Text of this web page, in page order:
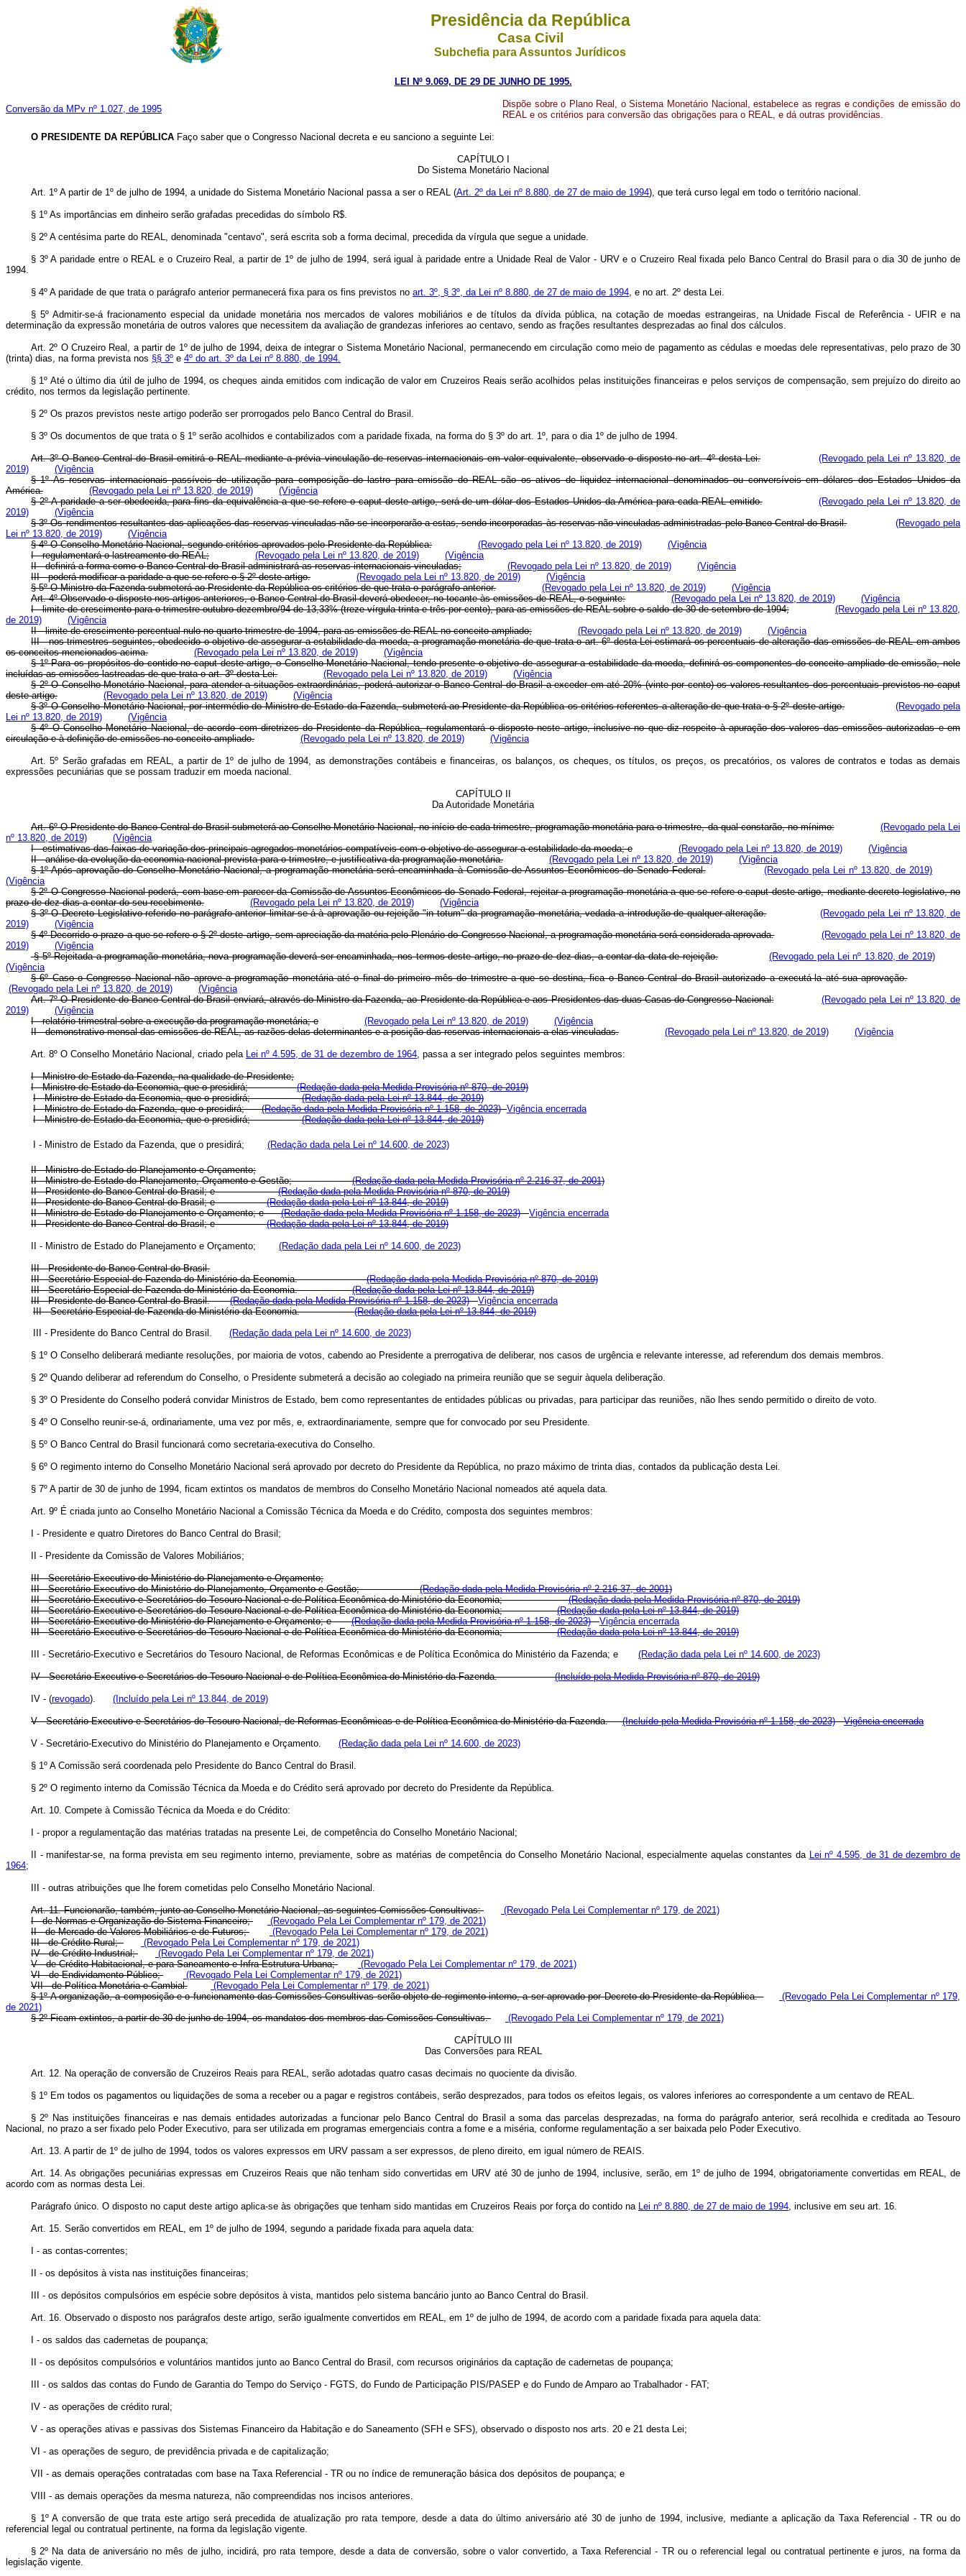
Presidência da República
Casa Civil
Subchefia para Assuntos Jurídicos
LEI Nº 9.069, DE 29 DE JUNHO DE 1995.
Conversão da MPv nº 1.027, de 1995
Dispõe sobre o Plano Real, o Sistema Monetário Nacional, estabelece as regras e condições de emissão do
REAL e os critérios para conversão das obrigações para o REAL, e dá outras providências.
O PRESIDENTE DA REPÚBLICA Faço saber que o Congresso Nacional decreta e eu sanciono a seguinte Lei:
CAPÍTULO I
Do Sistema Monetário Nacional
Art. 1º A partir de 1º de julho de 1994, a unidade do Sistema Monetário Nacional passa a ser o REAL (Art. 2º da Lei nº 8.880, de 27 de maio de 1994), que terá curso legal em todo o território nacional.
§ 1º As importâncias em dinheiro serão grafadas precedidas do símbolo R$.
§ 2º A centésima parte do REAL, denominada "centavo", será escrita sob a forma decimal, precedida da vírgula que segue a unidade.
§ 3º A paridade entre o REAL e o Cruzeiro Real, a partir de 1º de julho de 1994, será igual à paridade entre a Unidade Real de Valor - URV e o Cruzeiro Real fixada pelo Banco Central do Brasil para o dia 30 de junho de
1994.
§ 4º A paridade de que trata o parágrafo anterior permanecerá fixa para os fins previstos no art. 3º, § 3º, da Lei nº 8.880, de 27 de maio de 1994, e no art. 2º desta Lei.
§ 5º Admitir-se-á fracionamento especial da unidade monetária nos mercados de valores mobiliários e de títulos da dívida pública, na cotação de moedas estrangeiras, na Unidade Fiscal de Referência - UFIR e na
determinação da expressão monetária de outros valores que necessitem da avaliação de grandezas inferiores ao centavo, sendo as frações resultantes desprezadas ao final dos cálculos.
Art. 2º O Cruzeiro Real, a partir de 1º de julho de 1994, deixa de integrar o Sistema Monetário Nacional, permanecendo em circulação como meio de pagamento as cédulas e moedas dele representativas, pelo prazo de 30
(trinta) dias, na forma prevista nos §§ 3º e 4º do art. 3º da Lei nº 8.880, de 1994.
§ 1º Até o último dia útil de julho de 1994, os cheques ainda emitidos com indicação de valor em Cruzeiros Reais serão acolhidos pelas instituições financeiras e pelos serviços de compensação, sem prejuízo do direito ao
crédito, nos termos da legislação pertinente.
§ 2º Os prazos previstos neste artigo poderão ser prorrogados pelo Banco Central do Brasil.
§ 3º Os documentos de que trata o § 1º serão acolhidos e contabilizados com a paridade fixada, na forma do § 3º do art. 1º, para o dia 1º de julho de 1994.
Art. 3º O Banco Central do Brasil emitirá o REAL mediante a prévia vinculação de reservas internacionais em valor equivalente, observado o disposto no art. 4º desta Lei.
(Revogado pela Lei nº 13.820, de
2019)
(Vigência
§ 1º As reservas internacionais passíveis de utilização para composição do lastro para emissão do REAL são os ativos de liquidez internacional denominados ou conversíveis em dólares dos Estados Unidos da
América.
(Revogado pela Lei nº 13.820, de 2019)
(Vigência
§ 2º A paridade a ser obedecida, para fins da equivalência a que se refere o caput deste artigo, será de um dólar dos Estados Unidos da América para cada REAL emitido.
(Revogado pela Lei nº 13.820, de
2019)
(Vigência
§ 3º Os rendimentos resultantes das aplicações das reservas vinculadas não se incorporarão a estas, sendo incorporadas às reservas não vinculadas administradas pelo Banco Central do Brasil.
(Revogado pela
Lei nº 13.820, de 2019)
(Vigência
§ 4º O Conselho Monetário Nacional, segundo critérios aprovados pelo Presidente da República:
(Revogado pela Lei nº 13.820, de 2019)
(Vigência
I - regulamentará o lastreamento do REAL;
(Revogado pela Lei nº 13.820, de 2019)
(Vigência
II - definirá a forma como o Banco Central do Brasil administrará as reservas internacionais vinculadas;
(Revogado pela Lei nº 13.820, de 2019)
(Vigência
III - poderá modificar a paridade a que se refere o § 2º deste artigo.
(Revogado pela Lei nº 13.820, de 2019)
(Vigência
§ 5º O Ministro da Fazenda submeterá ao Presidente da República os critérios de que trata o parágrafo anterior.
(Revogado pela Lei nº 13.820, de 2019)
(Vigência
Art. 4º Observado o disposto nos artigos anteriores, o Banco Central do Brasil deverá obedecer, no tocante às emissões de REAL, o seguinte:
(Revogado pela Lei nº 13.820, de 2019)
(Vigência
I - limite de crescimento para o trimestre outubro-dezembro/94 de 13,33% (treze vírgula trinta e três por cento), para as emissões de REAL sobre o saldo de 30 de setembro de 1994;
(Revogado pela Lei nº 13.820,
de 2019)
(Vigência
II - limite de crescimento percentual nulo no quarto trimestre de 1994, para as emissões de REAL no conceito ampliado;
(Revogado pela Lei nº 13.820, de 2019)
(Vigência
III - nos trimestres seguintes, obedecido o objetivo de assegurar a estabilidade da moeda, a programação monetária de que trata o art. 6º desta Lei estimará os percentuais de alteração das emissões de REAL em ambos
os conceitos mencionados acima.
(Revogado pela Lei nº 13.820, de 2019)
(Vigência
§ 1º Para os propósitos do contido no caput deste artigo, o Conselho Monetário Nacional, tendo presente o objetivo de assegurar a estabilidade da moeda, definirá os componentes do conceito ampliado de emissão, nele
incluídas as emissões lastreadas de que trata o art. 3º desta Lei.
(Revogado pela Lei nº 13.820, de 2019)
(Vigência
§ 2º O Conselho Monetário Nacional, para atender a situações extraordinárias, poderá autorizar o Banco Central do Brasil a exceder em até 20% (vinte por cento) os valores resultantes dos percentuais previstos no caput
deste artigo.
(Revogado pela Lei nº 13.820, de 2019)
(Vigência
§ 3º O Conselho Monetário Nacional, por intermédio do Ministro de Estado da Fazenda, submeterá ao Presidente da República os critérios referentes a alteração de que trata o § 2º deste artigo.
(Revogado pela
Lei nº 13.820, de 2019)
(Vigência
§ 4º O Conselho Monetário Nacional, de acordo com diretrizes do Presidente da República, regulamentará o disposto neste artigo, inclusive no que diz respeito à apuração dos valores das emissões autorizadas e em
circulação e à definição de emissões no conceito ampliado.
(Revogado pela Lei nº 13.820, de 2019) (Vigência
Art. 5º Serão grafadas em REAL, a partir de 1º de julho de 1994, as demonstrações contábeis e financeiras, os balanços, os cheques, os títulos, os preços, os precatórios, os valores de contratos e todas as demais
expressões pecuniárias que se possam traduzir em moeda nacional.
CAPÍTULO II
Da Autoridade Monetária
Art. 6º O Presidente do Banco Central do Brasil submeterá ao Conselho Monetário Nacional, no início de cada trimestre, programação monetária para o trimestre, da qual constarão, no mínimo:
(Revogado pela Lei
nº 13.820, de 2019)
(Vigência
I - estimativas das faixas de variação dos principais agregados monetários compatíveis com o objetivo de assegurar a estabilidade da moeda; e
(Revogado pela Lei nº 13.820, de 2019)
(Vigência
II - análise da evolução da economia nacional prevista para o trimestre, e justificativa da programação monetária.
(Revogado pela Lei nº 13.820, de 2019)
(Vigência
§ 1º Após aprovação do Conselho Monetário Nacional, a programação monetária será encaminhada à Comissão de Assuntos Econômicos do Senado Federal.
(Revogado pela Lei nº 13.820, de 2019)
(Vigência
§ 2º O Congresso Nacional poderá, com base em parecer da Comissão de Assuntos Econômicos do Senado Federal, rejeitar a programação monetária a que se refere o caput deste artigo, mediante decreto legislativo, no
prazo de dez dias a contar do seu recebimento.
(Revogado pela Lei nº 13.820, de 2019)
(Vigência
§ 3º O Decreto Legislativo referido no parágrafo anterior limitar-se-á à aprovação ou rejeição "in totum" da programação monetária, vedada a introdução de qualquer alteração.
(Revogado pela Lei nº 13.820, de
2019)
(Vigência
§ 4º Decorrido o prazo a que se refere o § 2º deste artigo, sem apreciação da matéria pelo Plenário do Congresso Nacional, a programação monetária será considerada aprovada.
(Revogado pela Lei nº 13.820, de
2019)
(Vigência
§ 5º Rejeitada a programação monetária, nova programação deverá ser encaminhada, nos termos deste artigo, no prazo de dez dias, a contar da data de rejeição.
(Revogado pela Lei nº 13.820, de 2019)
(Vigência
§ 6º Caso o Congresso Nacional não aprove a programação monetária até o final do primeiro mês do trimestre a que se destina, fica o Banco Central do Brasil autorizado a executá-la até sua aprovação.
(Revogado pela Lei nº 13.820, de 2019)
(Vigência
Art. 7º O Presidente do Banco Central do Brasil enviará, através do Ministro da Fazenda, ao Presidente da República e aos Presidentes das duas Casas do Congresso Nacional:
(Revogado pela Lei nº 13.820, de
2019)
(Vigência
I - relatório trimestral sobre a execução da programação monetária; e
(Revogado pela Lei nº 13.820, de 2019)
(Vigência
II - demonstrativo mensal das emissões de REAL, as razões delas determinantes e a posição das reservas internacionais a elas vinculadas.
(Revogado pela Lei nº 13.820, de 2019) (Vigência
Art. 8º O Conselho Monetário Nacional, criado pela Lei nº 4.595, de 31 de dezembro de 1964, passa a ser integrado pelos seguintes membros:
I - Ministro de Estado da Fazenda, na qualidade de Presidente;
I - Ministro de Estado da Economia, que o presidirá;(Redação dada pela Medida Provisória nº 870, de 2019)
I - Ministro de Estado da Economia, que o presidirá;(Redação dada pela Lei nº 13.844, de 2019)
I - Ministro de Estado da Fazenda, que o presidirá;(Redação dada pela Medida Provisória nº 1.158, de 2023) Vigência encerrada
I - Ministro de Estado da Economia, que o presidirá;(Redação dada pela Lei nº 13.844, de 2019)
I - Ministro de Estado da Fazenda, que o presidirá; (Redação dada pela Lei nº 14.600, de 2023)
II - Ministro de Estado do Planejamento e Orçamento;
II - Ministro de Estado do Planejamento, Orçamento e Gestão;
(Redação dada pela Medida Provisória nº 2.216-37, de 2001)
II - Presidente do Banco Central do Brasil; e(Redação dada pela Medida Provisória nº 870, de 2019)
II - Presidente do Banco Central do Brasil; e(Redação dada pela Lei nº 13.844, de 2019)
II - Ministro de Estado do Planejamento e Orçamento; e(Redação dada pela Medida Provisória nº 1.158, de 2023)
Vigência encerrada
II - Presidente do Banco Central do Brasil; e(Redação dada pela Lei nº 13.844, de 2019)
II - Ministro de Estado do Planejamento e Orçamento; (Redação dada pela Lei nº 14.600, de 2023)
III - Presidente do Banco Central do Brasil.
III - Secretário Especial de Fazenda do Ministério da Economia.
(Redação dada pela Medida Provisória nº 870, de 2019)
III - Secretário Especial de Fazenda do Ministério da Economia.(Redação dada pela Lei nº 13.844, de 2019)
III - Presidente do Banco Central do Brasil.(Redação dada pela Medida Provisória nº 1.158, de 2023)
Vigência encerrada
III - Secretário Especial de Fazenda do Ministério da Economia.(Redação dada pela Lei nº 13.844, de 2019)
III - Presidente do Banco Central do Brasil. (Redação dada pela Lei nº 14.600, de 2023)
§ 1º O Conselho deliberará mediante resoluções, por maioria de votos, cabendo ao Presidente a prerrogativa de deliberar, nos casos de urgência e relevante interesse, ad referendum dos demais membros.
§ 2º Quando deliberar ad referendum do Conselho, o Presidente submeterá a decisão ao colegiado na primeira reunião que se seguir àquela deliberação.
§ 3º O Presidente do Conselho poderá convidar Ministros de Estado, bem como representantes de entidades públicas ou privadas, para participar das reuniões, não lhes sendo permitido o direito de voto.
§ 4º O Conselho reunir-se-á, ordinariamente, uma vez por mês, e, extraordinariamente, sempre que for convocado por seu Presidente.
§ 5º O Banco Central do Brasil funcionará como secretaria-executiva do Conselho.
§ 6º O regimento interno do Conselho Monetário Nacional será aprovado por decreto do Presidente da República, no prazo máximo de trinta dias, contados da publicação desta Lei.
§ 7º A partir de 30 de junho de 1994, ficam extintos os mandatos de membros do Conselho Monetário Nacional nomeados até aquela data.
Art. 9º É criada junto ao Conselho Monetário Nacional a Comissão Técnica da Moeda e do Crédito, composta dos seguintes membros:
I - Presidente e quatro Diretores do Banco Central do Brasil;
II - Presidente da Comissão de Valores Mobiliários;
III - Secretário-Executivo do Ministério do Planejamento e Orçamento;
III - Secretário-Executivo do Ministério do Planejamento, Orçamento e Gestão;
(Redação dada pela Medida Provisória nº 2.216-37, de 2001)
III - Secretário-Executivo e Secretários do Tesouro Nacional e de Política Econômica do Ministério da Economia;(Redação dada pela Medida Provisória nº 870, de 2019)
III - Secretário-Executivo e Secretários do Tesouro Nacional e de Política Econômica do Ministério da Economia;
(Redação dada pela Lei nº 13.844, de 2019)
III - Secretário-Executivo do Ministério do Planejamento e Orçamento; e(Redação dada pela Medida Provisória nº 1.158, de 2023)
Vigência encerrada
III - Secretário-Executivo e Secretários do Tesouro Nacional e de Política Econômica do Ministério da Economia;(Redação dada pela Lei nº 13.844, de 2019)
III - Secretário-Executivo e Secretários do Tesouro Nacional, de Reformas Econômicas e de Política Econômica do Ministério da Fazenda; e (Redação dada pela Lei nº 14.600, de 2023)
IV - Secretário-Executivo e Secretários do Tesouro Nacional e de Política Econômica do Ministério da Fazenda. (Incluído pela Medida Provisória nº 870, de 2019)
IV - (revogado). (Incluído pela Lei nº 13.844, de 2019)
V - Secretário-Executivo e Secretários do Tesouro Nacional, de Reformas Econômicas e de Política Econômica do Ministério da Fazenda.(Incluído pela Medida Provisória nº 1.158, de 2023) Vigência encerrada
V - Secretário-Executivo do Ministério do Planejamento e Orçamento. (Redação dada pela Lei nº 14.600, de 2023)
§ 1º A Comissão será coordenada pelo Presidente do Banco Central do Brasil.
§ 2º O regimento interno da Comissão Técnica da Moeda e do Crédito será aprovado por decreto do Presidente da República.
Art. 10. Compete à Comissão Técnica da Moeda e do Crédito:
I - propor a regulamentação das matérias tratadas na presente Lei, de competência do Conselho Monetário Nacional;
II - manifestar-se, na forma prevista em seu regimento interno, previamente, sobre as matérias de competência do Conselho Monetário Nacional, especialmente aquelas constantes da Lei nº 4.595, de 31 de dezembro de
1964;
III - outras atribuições que lhe forem cometidas pelo Conselho Monetário Nacional.
Art. 11. Funcionarão, também, junto ao Conselho Monetário Nacional, as seguintes Comissões Consultivas:
(Revogado Pela Lei Complementar nº 179, de 2021)
I - de Normas e Organização do Sistema Financeiro;
(Revogado Pela Lei Complementar nº 179, de 2021)
II - de Mercado de Valores Mobiliários e de Futuros;
(Revogado Pela Lei Complementar nº 179, de 2021)
III - de Crédito Rural;
(Revogado Pela Lei Complementar nº 179, de 2021)
IV - de Crédito Industrial;
(Revogado Pela Lei Complementar nº 179, de 2021)
V - de Crédito Habitacional, e para Saneamento e Infra-Estrutura Urbana;
(Revogado Pela Lei Complementar nº 179, de 2021)
VI - de Endividamento Público;
(Revogado Pela Lei Complementar nº 179, de 2021)
VII - de Política Monetária e Cambial.
(Revogado Pela Lei Complementar nº 179, de 2021)
§ 1º A organização, a composição e o funcionamento das Comissões Consultivas serão objeto de regimento interno, a ser aprovado por Decreto do Presidente da República.
(Revogado Pela Lei Complementar nº 179,
de 2021)
§ 2º Ficam extintos, a partir de 30 de junho de 1994, os mandatos dos membros das Comissões Consultivas.
(Revogado Pela Lei Complementar nº 179, de 2021)
CAPÍTULO III
Das Conversões para REAL
Art. 12. Na operação de conversão de Cruzeiros Reais para REAL, serão adotadas quatro casas decimais no quociente da divisão.
§ 1º Em todos os pagamentos ou liquidações de soma a receber ou a pagar e registros contábeis, serão desprezados, para todos os efeitos legais, os valores inferiores ao correspondente a um centavo de REAL.
§ 2º Nas instituições financeiras e nas demais entidades autorizadas a funcionar pelo Banco Central do Brasil a soma das parcelas desprezadas, na forma do parágrafo anterior, será recolhida e creditada ao Tesouro
Nacional, no prazo a ser fixado pelo Poder Executivo, para ser utilizada em programas emergenciais contra a fome e a miséria, conforme regulamentação a ser baixada pelo Poder Executivo.
Art. 13. A partir de 1º de julho de 1994, todos os valores expressos em URV passam a ser expressos, de pleno direito, em igual número de REAIS.
Art. 14. As obrigações pecuniárias expressas em Cruzeiros Reais que não tenham sido convertidas em URV até 30 de junho de 1994, inclusive, serão, em 1º de julho de 1994, obrigatoriamente convertidas em REAL, de
acordo com as normas desta Lei.
Parágrafo único. O disposto no caput deste artigo aplica-se às obrigações que tenham sido mantidas em Cruzeiros Reais por força do contido na Lei nº 8.880, de 27 de maio de 1994, inclusive em seu art. 16.
Art. 15. Serão convertidos em REAL, em 1º de julho de 1994, segundo a paridade fixada para aquela data:
I - as contas-correntes;
II - os depósitos à vista nas instituições financeiras;
III - os depósitos compulsórios em espécie sobre depósitos à vista, mantidos pelo sistema bancário junto ao Banco Central do Brasil.
Art. 16. Observado o disposto nos parágrafos deste artigo, serão igualmente convertidos em REAL, em 1º de julho de 1994, de acordo com a paridade fixada para aquela data:
I - os saldos das cadernetas de poupança;
II - os depósitos compulsórios e voluntários mantidos junto ao Banco Central do Brasil, com recursos originários da captação de cadernetas de poupança;
III - os saldos das contas do Fundo de Garantia do Tempo do Serviço - FGTS, do Fundo de Participação PIS/PASEP e do Fundo de Amparo ao Trabalhador - FAT;
IV - as operações de crédito rural;
V - as operações ativas e passivas dos Sistemas Financeiro da Habitação e do Saneamento (SFH e SFS), observado o disposto nos arts. 20 e 21 desta Lei;
VI - as operações de seguro, de previdência privada e de capitalização;
VII - as demais operações contratadas com base na Taxa Referencial - TR ou no índice de remuneração básica dos depósitos de poupança; e
VIII - as demais operações da mesma natureza, não compreendidas nos incisos anteriores.
§ 1º A conversão de que trata este artigo será precedida de atualização pro rata tempore, desde a data do último aniversário até 30 de junho de 1994, inclusive, mediante a aplicação da Taxa Referencial - TR ou do
referencial legal ou contratual pertinente, na forma da legislação vigente.
§ 2º Na data de aniversário no mês de julho, incidirá, pro rata tempore, desde a data de conversão, sobre o valor convertido, a Taxa Referencial - TR ou o referencial legal ou contratual pertinente e juros, na forma da
legislação vigente.